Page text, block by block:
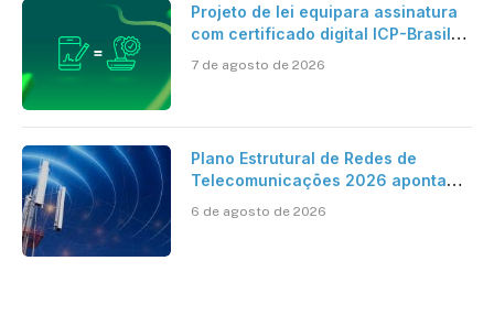
Projeto de lei equipara assinatura
com certificado digital ICP-Brasil
cartório
7 de agosto de 2026
Plano Estrutural de Redes de
Telecomunicações 2026 aponta
mantém desafio
6 de agosto de 2026